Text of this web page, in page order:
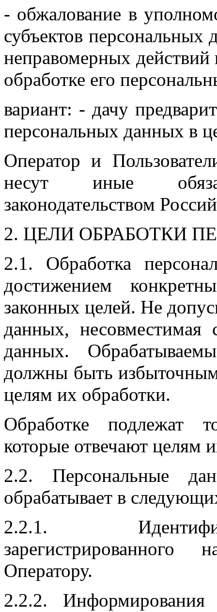
- обжалование в
субъектов
неправомерных действий
обработке его
вариант: - дачу
персональных данных в
Оператор и
несут иные
законодательством
2. ЦЕЛИ ОБРАБОТКИ
2.1. Обработка
достижением
законных целей. Не
данных, несовместимая
данных.
должны быть
целям их обработки.
Обработке подлежат
которые отвечают целям
2.2. Персональные
обрабатывает в
2.2.1.
Оператору.
2.2.2.